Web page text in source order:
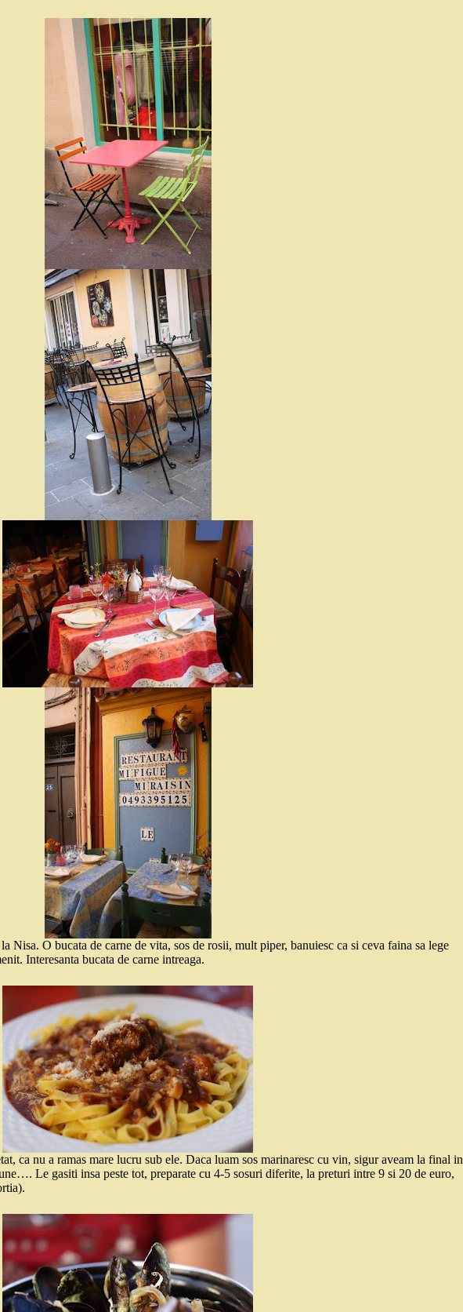
Nisa. O bucata de carne de vita, sos de rosii, mult piper, banuiesc ca si ceva faina sa lege
Interesanta bucata de carne intreaga.
ca nu a ramas mare lucru sub ele. Daca luam sos marinaresc cu vin, sigur aveam la final in
Le gasiti insa peste tot, preparate cu 4-5 sosuri diferite, la preturi intre 9 si 20 de euro,